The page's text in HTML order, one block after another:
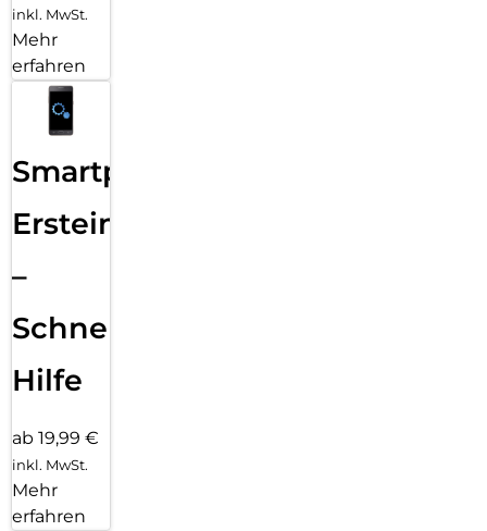
inkl. MwSt.
Mehr
erfahren
Smartphone
Ersteinrichtung
–
Schnelle
Hilfe
ab 19,99 €
inkl. MwSt.
Mehr
erfahren